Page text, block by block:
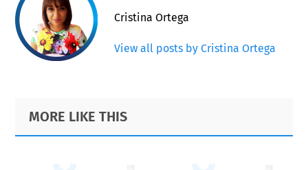
Cristina Ortega
View all posts by Cristina Ortega
Primary
Sidebar
Footer
MORE LIKE THIS